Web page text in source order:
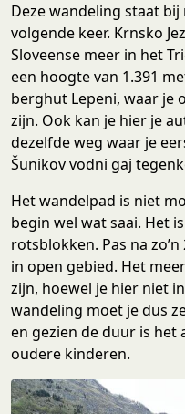
Deze wandeling staat
volgende keer. Krnsko
Sloveense meer in het
een hoogte van 1.391
berghut Lepeni, waar je
zijn. Ook kan je hier je
dezelfde weg waar je
Šunikov vodni gaj
Het wandelpad is niet
begin wel wat saai. Het
rotsblokken. Pas na
in open gebied. Het
zijn, hoewel je hier niet
wandeling moet je dus
en gezien de duur is het
oudere kinderen.